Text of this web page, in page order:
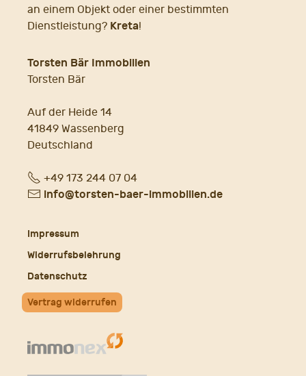
an einem Objekt oder einer bestimmten
Dienstleistung? Kreta!
Torsten Bär Immobilien
Torsten Bär
Auf der Heide 14
41849 Wassenberg
Deutschland
Fon+49 173 244 07 04
E- info@torsten-baer-immobilien.de
Impressum
Widerrufsbelehrung
Datenschutz
Vertrag widerrufen